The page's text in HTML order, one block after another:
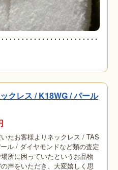
クレス / K18WG / パール
たお客様よりネックレス / TAS
ル / ダイヤモンドなど類の査定
所に困っていたというお品物
声をいただき、大変嬉しく思